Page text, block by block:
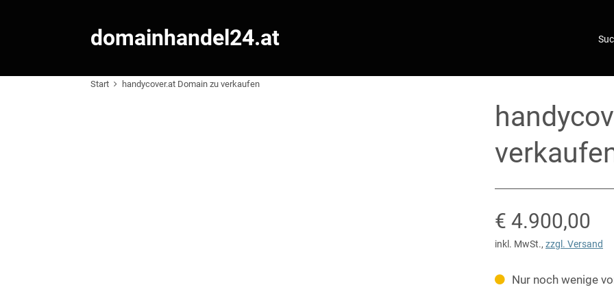
domainhandel24.at
Start handycover.at Domain zu verkaufen
€ 4.900,00
inkl. MwSt., zzgl. Versand
Nur noch wenige